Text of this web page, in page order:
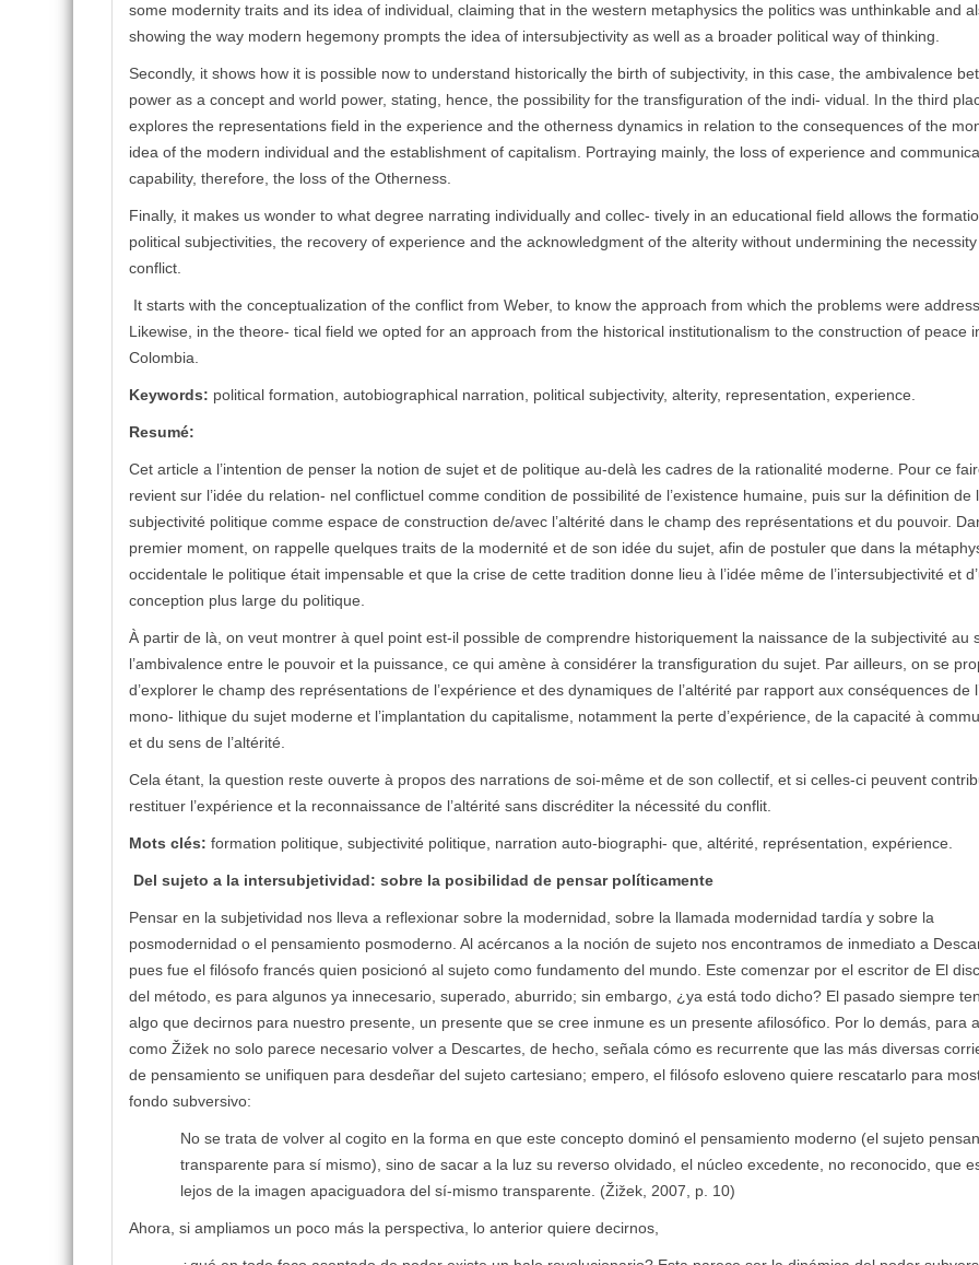
some modernity traits and its idea of individual, claiming that in the western metaphysics the politics was unthinkable and
showing the way modern hegemony prompts the idea of intersubjectivity as well as a broader political way of thinking.
Secondly, it shows how it is possible now to understand historically the birth of subjectivity, in this case, the ambivalence
power as a concept and world power, stating, hence, the possibility for the transfiguration of the indi- vidual. In the third
explores the representations field in the experience and the otherness dynamics in relation to the consequences of the
idea of the modern individual and the establishment of capitalism. Portraying mainly, the loss of experience and
capability, therefore, the loss of the Otherness.
Finally, it makes us wonder to what degree narrating individually and collec- tively in an educational field allows the
political subjectivities, the recovery of experience and the acknowledgment of the alterity without undermining the
conflict.
It starts with the conceptualization of the conflict from Weber, to know the approach from which the problems were
Likewise, in the theore- tical field we opted for an approach from the historical institutionalism to the construction of peace
Colombia.
Keywords: political formation, autobiographical narration, political subjectivity, alterity, representation, experience.
Resumé:
Cet article a l’intention de penser la notion de sujet et de politique au-delà les cadres de la rationalité moderne. Pour ce
revient sur l’idée du relation- nel conflictuel comme condition de possibilité de l’existence humaine, puis sur la définition de
subjectivité politique comme espace de construction de/avec l’altérité dans le champ des représentations et du pouvoir.
premier moment, on rappelle quelques traits de la modernité et de son idée du sujet, afin de postuler que dans la
occidentale le politique était impensable et que la crise de cette tradition donne lieu à l’idée même de l’intersubjectivité et
conception plus large du politique.
À partir de là, on veut montrer à quel point est-il possible de comprendre historiquement la naissance de la subjectivité au
l’ambivalence entre le pouvoir et la puissance, ce qui amène à considérer la transfiguration du sujet. Par ailleurs, on se
d’explorer le champ des représentations de l’expérience et des dynamiques de l’altérité par rapport aux conséquences de
mono- lithique du sujet moderne et l’implantation du capitalisme, notamment la perte d’expérience, de la capacité à
et du sens de l’altérité.
Cela étant, la question reste ouverte à propos des narrations de soi-même et de son collectif, et si celles-ci peuvent
restituer l’expérience et la reconnaissance de l’altérité sans discréditer la nécessité du conflit.
Mots clés: formation politique, subjectivité politique, narration auto-biographi- que, altérité, représentation, expérience.
Del sujeto a la intersubjetividad: sobre la posibilidad de pensar políticamente
Pensar en la subjetividad nos lleva a reflexionar sobre la modernidad, sobre la llamada modernidad tardía y sobre la
posmodernidad o el pensamiento posmoderno. Al acércanos a la noción de sujeto nos encontramos de inmediato a
pues fue el filósofo francés quien posicionó al sujeto como fundamento del mundo. Este comenzar por el escritor de El
del método, es para algunos ya innecesario, superado, aburrido; sin embargo, ¿ya está todo dicho? El pasado siempre
algo que decirnos para nuestro presente, un presente que se cree inmune es un presente afilosófico. Por lo demás, para
como Žižek no solo parece necesario volver a Descartes, de hecho, señala cómo es recurrente que las más diversas
de pensamiento se unifiquen para desdeñar del sujeto cartesiano; empero, el filósofo esloveno quiere rescatarlo para
fondo subversivo:
No se trata de volver al cogito en la forma en que este concepto dominó el pensamiento moderno (el sujeto
transparente para sí mismo), sino de sacar a la luz su reverso olvidado, el núcleo excedente, no reconocido, que
lejos de la imagen apaciguadora del sí-mismo transparente. (Žižek, 2007, p. 10)
Ahora, si ampliamos un poco más la perspectiva, lo anterior quiere decirnos,